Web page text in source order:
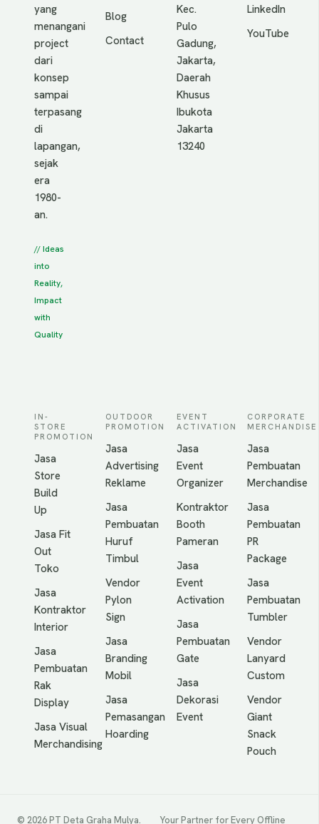
yang
menangani
project
dari
konsep
sampai
terpasang
di
lapangan,
sejak
era
1980-
an.
// Ideas
into
Reality,
Impact
with
Quality
Blog
Contact
Kec.
Pulo
Gadung,
Jakarta,
Daerah
Khusus
Ibukota
Jakarta
13240
LinkedIn
YouTube
IN-
STORE
PROMOTION
Jasa
Store
Build
Up
Jasa Fit
Out
Toko
Jasa
Kontraktor
Interior
Jasa
Pembuatan
Rak
Display
Jasa Visual
Merchandising
OUTDOOR
PROMOTION
Jasa
Advertising
Reklame
Jasa
Pembuatan
Huruf
Timbul
Vendor
Pylon
Sign
Jasa
Branding
Mobil
Jasa
Pemasangan
Hoarding
EVENT
ACTIVATION
Jasa
Event
Organizer
Kontraktor
Booth
Pameran
Jasa
Event
Activation
Jasa
Pembuatan
Gate
Jasa
Dekorasi
Event
CORPORATE
MERCHANDISE
Jasa
Pembuatan
Merchandise
Jasa
Pembuatan
PR
Package
Jasa
Pembuatan
Tumbler
Vendor
Lanyard
Custom
Vendor
Giant
Snack
Pouch
© 2026 PT Deta Graha Mulya. Your Partner for Every Offline